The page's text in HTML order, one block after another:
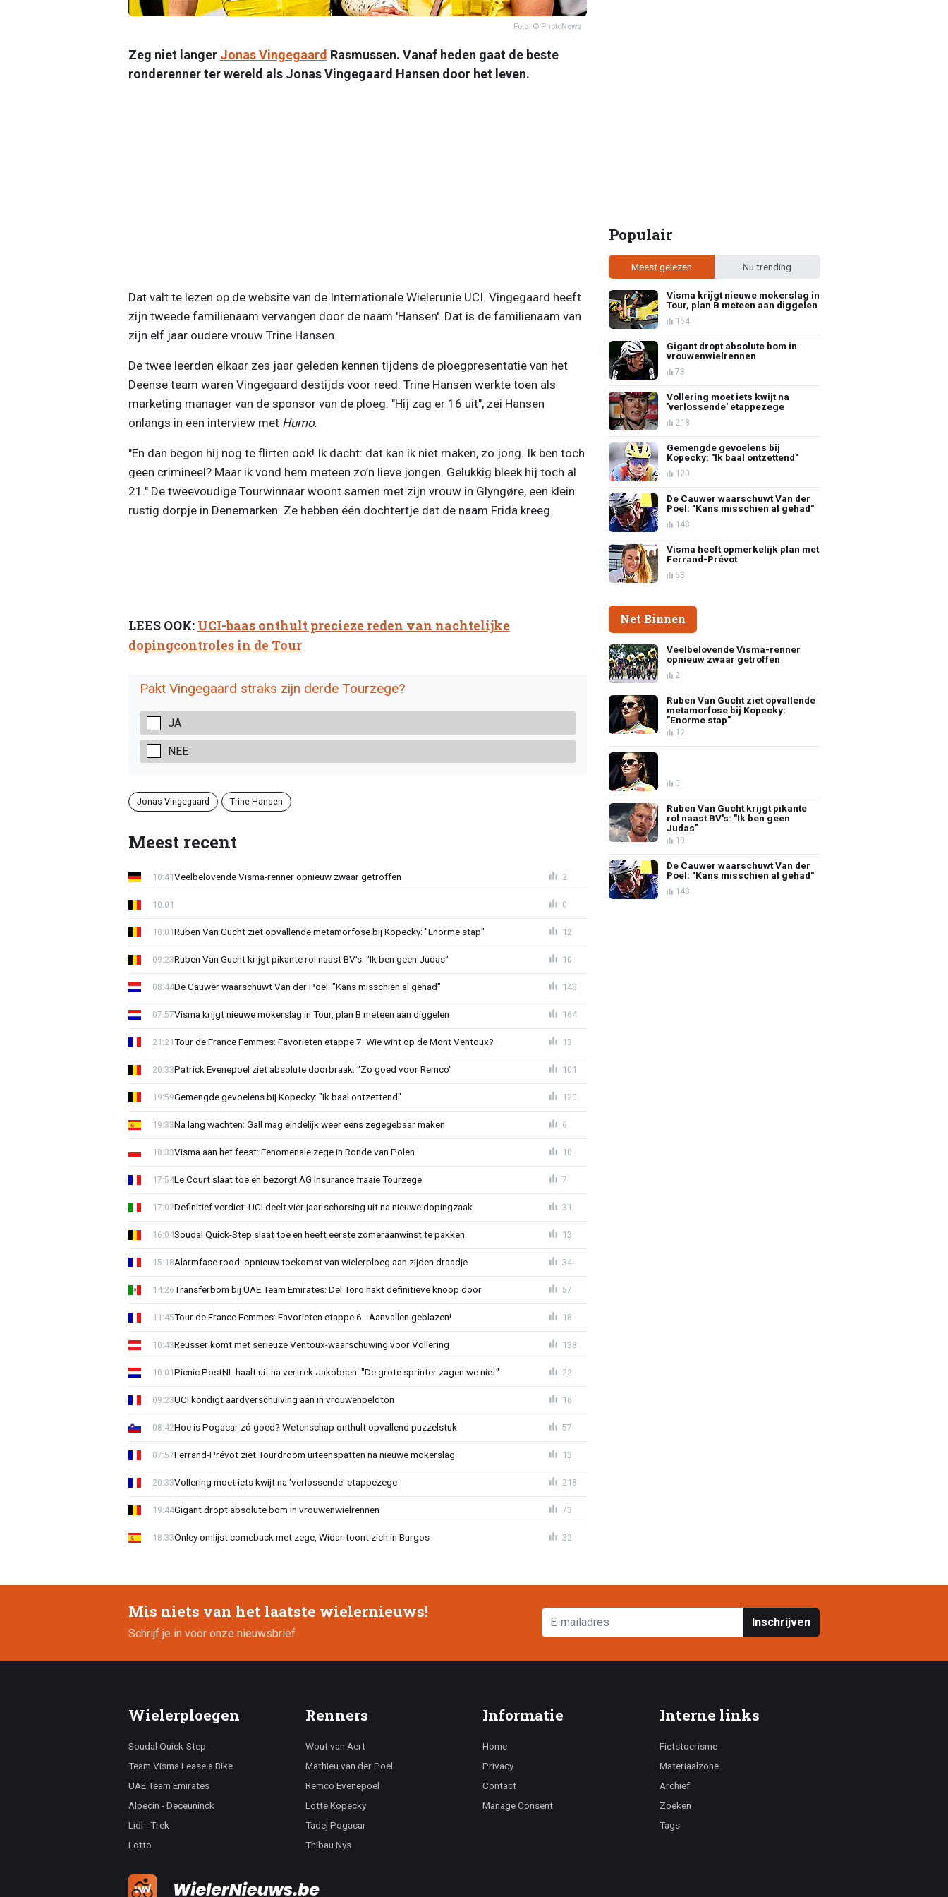
Foto: © PhotoNews
Zeg niet langer Jonas Vingegaard Rasmussen. Vanaf heden gaat de beste
ronderenner ter wereld als Jonas Vingegaard Hansen door het leven.
Dat valt te lezen op de website van de Internationale Wielerunie UCI. Vingegaard heeft
zijn tweede familienaam vervangen door de naam 'Hansen'. Dat is de familienaam van
zijn elf jaar oudere vrouw Trine Hansen.
De twee leerden elkaar zes jaar geleden kennen tijdens de ploegpresentatie van het
Deense team waren Vingegaard destijds voor reed. Trine Hansen werkte toen als
marketing manager van de sponsor van de ploeg. "Hij zag er 16 uit", zei Hansen
onlangs in een interview met Humo.
"En dan begon hij nog te flirten ook! Ik dacht: dat kan ik niet maken, zo jong. Ik ben toch
geen crimineel? Maar ik vond hem meteen zo’n lieve jongen. Gelukkig bleek hij toch al
21." De tweevoudige Tourwinnaar woont samen met zijn vrouw in Glyngøre, een klein
rustig dorpje in Denemarken. Ze hebben één dochtertje dat de naam Frida kreeg.
LEES OOK: UCI-baas onthult precieze reden van nachtelijke
dopingcontroles in de Tour
Pakt Vingegaard straks zijn derde Tourzege?
JA
NEE
Jonas Vingegaard Trine Hansen
Meest recent
Veelbelovende Visma-renner opnieuw zwaar getroffen
10:41 2
10:01 0
Ruben Van Gucht ziet opvallende metamorfose bij Kopecky: "Enorme stap"
10:01 12
Ruben Van Gucht krijgt pikante rol naast BV's: "Ik ben geen Judas"
09:23 10
De Cauwer waarschuwt Van der Poel: "Kans misschien al gehad"
08:44 143
Visma krijgt nieuwe mokerslag in Tour, plan B meteen aan diggelen
07:57 164
Tour de France Femmes: Favorieten etappe 7: Wie wint op de Mont Ventoux?
21:21 13
Patrick Evenepoel ziet absolute doorbraak: "Zo goed voor Remco"
20:33 101
Gemengde gevoelens bij Kopecky: "Ik baal ontzettend"
19:59 120
Na lang wachten: Gall mag eindelijk weer eens zegegebaar maken
19:33 6
Visma aan het feest: Fenomenale zege in Ronde van Polen
18:33 10
Le Court slaat toe en bezorgt AG Insurance fraaie Tourzege
17:54 7
Definitief verdict: UCI deelt vier jaar schorsing uit na nieuwe dopingzaak
17:02 31
Soudal Quick-Step slaat toe en heeft eerste zomeraanwinst te pakken
16:04 13
Alarmfase rood: opnieuw toekomst van wielerploeg aan zijden draadje
15:18 34
Transferbom bij UAE Team Emirates: Del Toro hakt definitieve knoop door
14:26 57
Tour de France Femmes: Favorieten etappe 6 - Aanvallen geblazen!
11:45 18
Reusser komt met serieuze Ventoux-waarschuwing voor Vollering
10:43 138
Picnic PostNL haalt uit na vertrek Jakobsen: "De grote sprinter zagen we niet"
10:01 22
UCI kondigt aardverschuiving aan in vrouwenpeloton
09:23 16
Hoe is Pogacar zó goed? Wetenschap onthult opvallend puzzelstuk
08:42 57
Ferrand-Prévot ziet Tourdroom uiteenspatten na nieuwe mokerslag
07:57 13
Vollering moet iets kwijt na 'verlossende' etappezege
20:33 218
Gigant dropt absolute bom in vrouwenwielrennen
19:44 73
Onley omlijst comeback met zege, Widar toont zich in Burgos
18:33 32
Populair
Meest gelezen Nu trending
Visma krijgt nieuwe mokerslag in
Tour, plan B meteen aan diggelen
164
Gigant dropt absolute bom in
vrouwenwielrennen
73
Vollering moet iets kwijt na
'verlossende' etappezege
218
Gemengde gevoelens bij
Kopecky: "Ik baal ontzettend"
120
De Cauwer waarschuwt Van der
Poel: "Kans misschien al gehad"
143
Visma heeft opmerkelijk plan met
Ferrand-Prévot
63
Net Binnen
Veelbelovende Visma-renner
opnieuw zwaar getroffen
2
Ruben Van Gucht ziet opvallende
metamorfose bij Kopecky:
"Enorme stap"
12
0
Ruben Van Gucht krijgt pikante
rol naast BV's: "Ik ben geen
Judas"
10
De Cauwer waarschuwt Van der
Poel: "Kans misschien al gehad"
143
Mis niets van het laatste wielernieuws!
Schrijf je in voor onze nieuwsbrief
Inschrijven
Wielerploegen
Soudal Quick-Step
Team Visma Lease a Bike
UAE Team Emirates
Alpecin - Deceuninck
Lidl - Trek
Lotto
Renners
Wout van Aert
Mathieu van der Poel
Remco Evenepoel
Lotte Kopecky
Tadej Pogacar
Thibau Nys
Informatie
Home
Privacy
Contact
Manage Consent
Interne links
Fietstoerisme
Materiaalzone
Archief
Zoeken
Tags